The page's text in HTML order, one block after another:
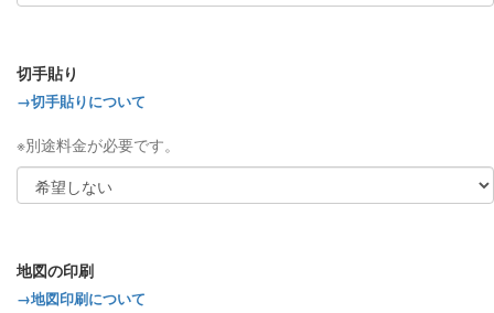
切手貼り
→切手貼りについて
※別途料金が必要です。
地図の印刷
→地図印刷について